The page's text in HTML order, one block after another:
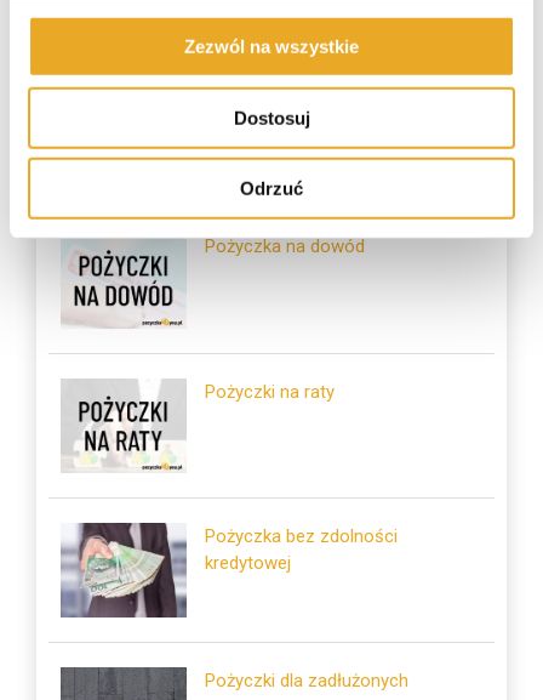
Zezwól na wszystkie
Dostosuj
Odrzuć
Najczęściej czytane
Pożyczka na dowód
Pożyczki na raty
Pożyczka bez zdolności
kredytowej
Pożyczki dla zadłużonych